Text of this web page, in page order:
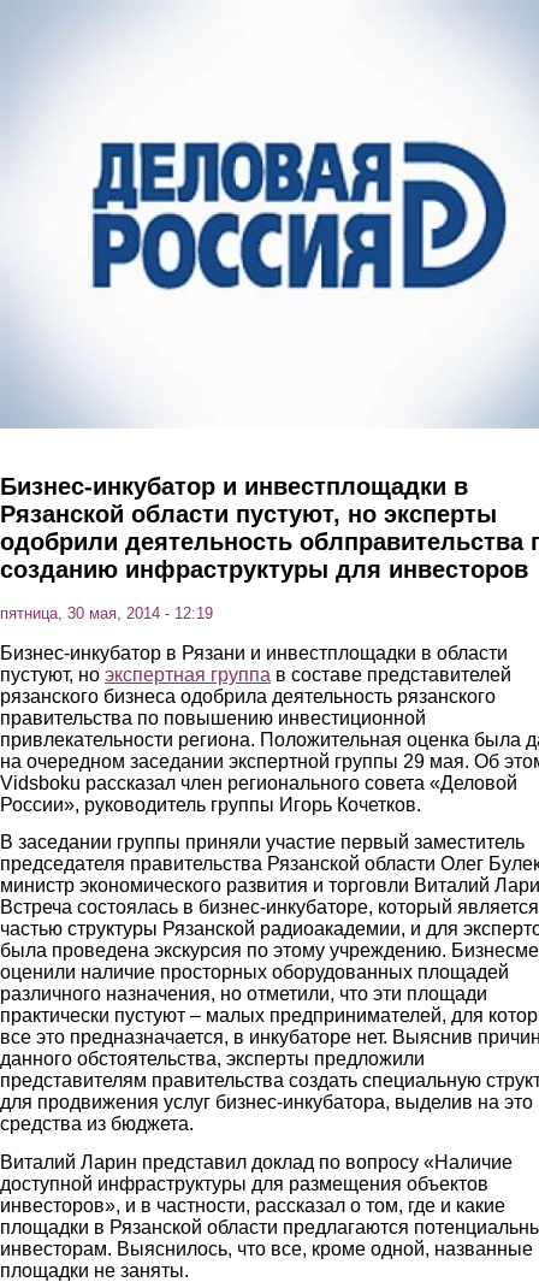
Бизнес-инкубатор и инвестплощадки в
Рязанской области пустуют, но эксперты
одобрили деятельность облправительства
созданию инфраструктуры для инвесторов
пятница, 30 мая, 2014 - 12:19
Бизнес-инкубатор в Рязани и инвестплощадки в области
пустуют, но экспертная группа в составе представителей
рязанского бизнеса одобрила деятельность рязанского
правительства по повышению инвестиционной
привлекательности региона. Положительная оценка была
на очередном заседании экспертной группы 29 мая. Об
Vidsboku рассказал член регионального совета «Деловой
России», руководитель группы Игорь Кочетков.
В заседании группы приняли участие первый заместитель
председателя правительства Рязанской области Олег
министр экономического развития и торговли Виталий
Встреча состоялась в бизнес-инкубаторе, который является
частью структуры Рязанской радиоакадемии, и для
была проведена экскурсия по этому учреждению.
оценили наличие просторных оборудованных площадей
различного назначения, но отметили, что эти площади
практически пустуют – малых предпринимателей, для
все это предназначается, в инкубаторе нет. Выяснив
данного обстоятельства, эксперты предложили
представителям правительства создать специальную
для продвижения услуг бизнес-инкубатора, выделив на это
средства из бюджета.
Виталий Ларин представил доклад по вопросу «Наличие
доступной инфраструктуры для размещения объектов
инвесторов», и в частности, рассказал о том, где и какие
площадки в Рязанской области предлагаются
инвесторам. Выяснилось, что все, кроме одной, названные
площадки не заняты.